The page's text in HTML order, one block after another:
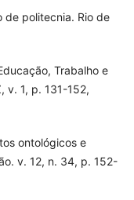
de politecnia. Rio de
Trabalho e
v. 1, p. 131-152,
ontológicos e
v. 12, n. 34, p. 152-